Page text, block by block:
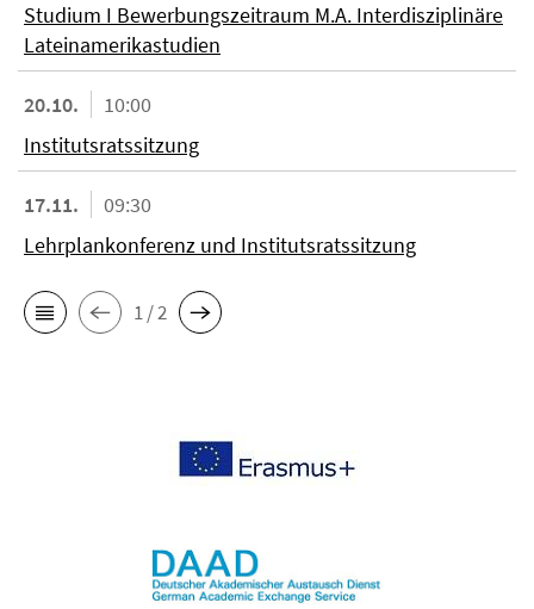
Studium I Bewerbungszeitraum M.A. Interdisziplinäre
Lateinamerikastudien
20.10.
10:00
Institutsratssitzung
17.11.
09:30
Lehrplankonferenz und Institutsratssitzung
1 / 2